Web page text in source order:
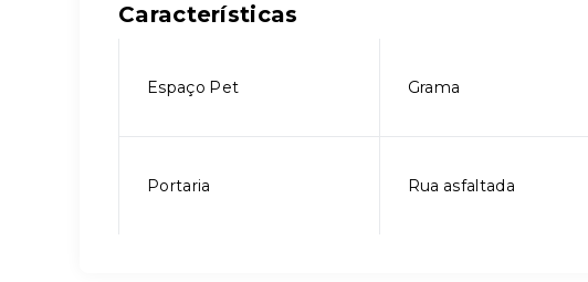
Características
Espaço Pet Grama
Portaria Rua asfaltada